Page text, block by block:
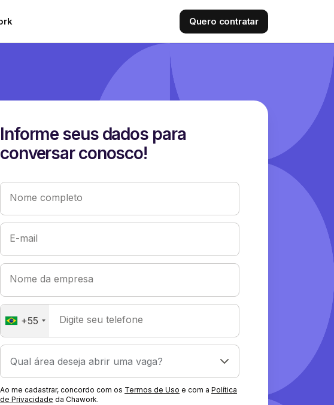
Quero contratar
Informe seus dados para
conversar conosco!
Nome completo
E-mail
Nome da empresa
+55 Digite seu telefone
Ao me cadastrar, concordo com os Termos de Uso e com a Política
de Privacidade da Chawork.